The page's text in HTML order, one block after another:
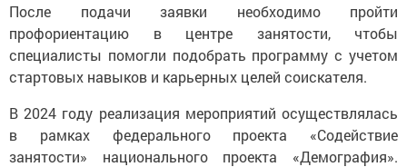
После подачи заявки необходимо пройти
профориентацию в центре занятости, чтобы
специалисты помогли подобрать программу с учетом
стартовых навыков и карьерных целей соискателя.
В 2024 году реализация мероприятий осуществлялась
в рамках федерального проекта «Содействие
занятости» национального проекта «Демография».